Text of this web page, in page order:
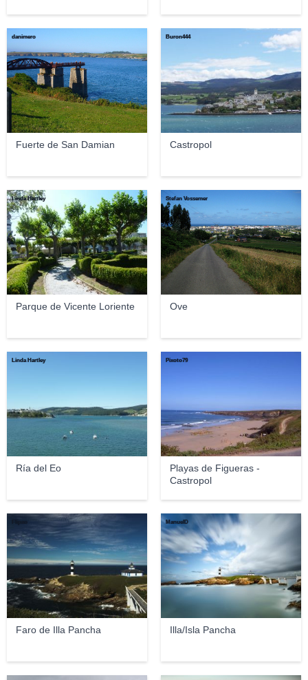
Fuerte de San Damian
danimero
Castropol
Buron444
Parque de Vicente Loriente
Linda Hartley
Ove
Stefan Vossemer
Ría del Eo
Linda Hartley
Playas de Figueras -
Castropol
Pixoto79
Faro de Illa Pancha Illa/Isla Pancha
ManuelD